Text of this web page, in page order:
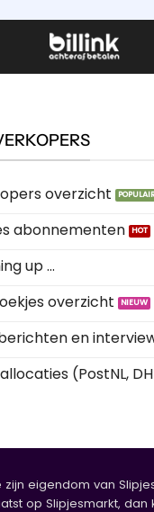
overzicht
abonnementen
up ...
overzicht
en
(PostNL,
eigendom van
op Slipjesmarkt,